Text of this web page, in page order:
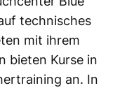
technisches
mit ihrem
bieten Kurse in
an. In